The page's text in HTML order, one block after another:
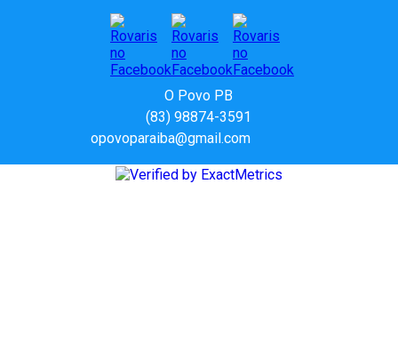
O Povo PB
(83) 98874-3591
opovoparaiba@gmail.com